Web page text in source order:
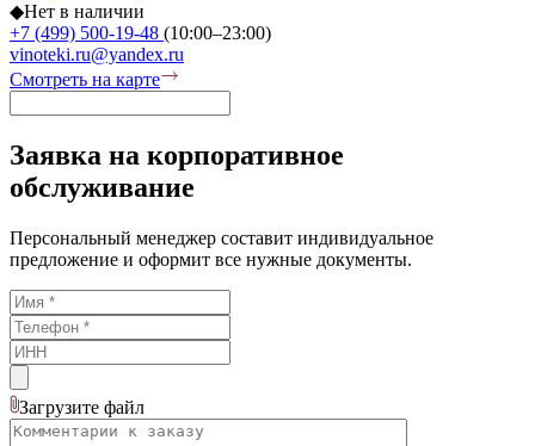
◆Нет в наличии
+7 (499) 500-19-48 (10:00–23:00)
vinoteki.ru@yandex.ru
Смотреть на карте
Заявка на корпоративное
обслуживание
Персональный менеджер составит индивидуальное
предложение и оформит все нужные документы.
Загрузите файл